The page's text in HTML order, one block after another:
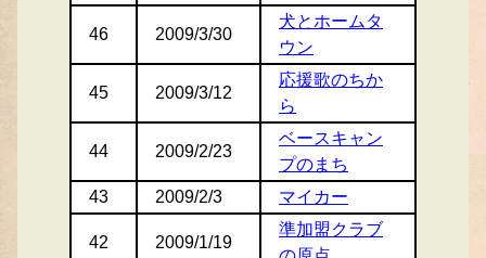
46 2009/3/30
犬とホームタ
ウン
45 2009/3/12
応援歌のちか
ら
44 2009/2/23
ベースキャン
プのまち
43
2009/2/3 マイカー
42 2009/1/19
準加盟クラブ